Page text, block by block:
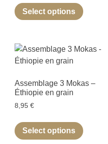
Select options
Assemblage 3 Mokas –
Éthiopie en grain
8,95 €
Select options